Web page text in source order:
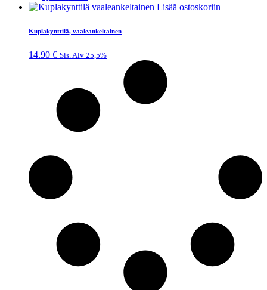
Lisää ostoskoriin
Kuplakynttilä, vaaleankeltainen
14.90 € Sis. Alv 25,5%